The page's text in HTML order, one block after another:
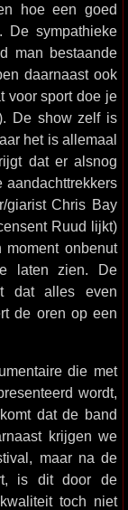
hoe een goed
De sympathieke
man bestaande
daarnaast ook
voor sport doe je
De show zelf is
het is allemaal
dat er alsnog
aandachttrekkers
giarist Chris Bay
Ruud lijkt)
onbenut
laten zien. De
dat alles even
de oren op een
die met
wordt,
dat de band
krijgen we
maar na de
is dit door de
toch niet